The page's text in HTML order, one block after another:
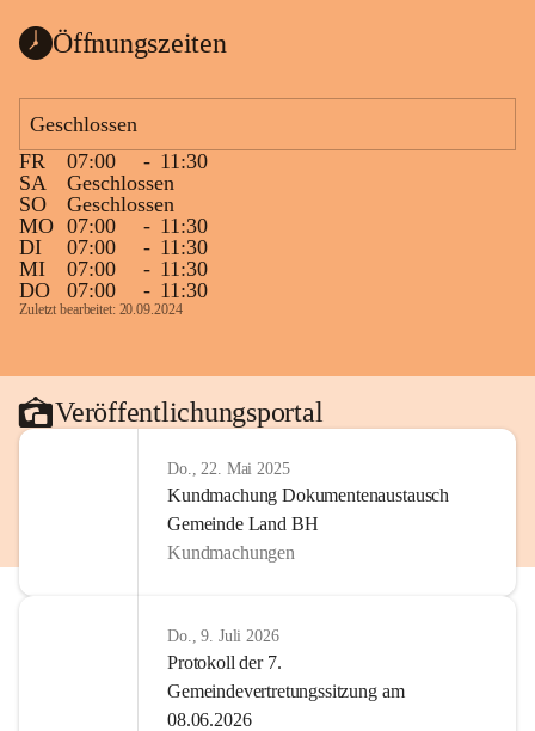
Öffnungszeiten
Geschlossen
FR
07:00 - 11:30
SA
Geschlossen
SO
Geschlossen
MO 07:00 - 11:30
DI
07:00 - 11:30
MI
07:00 - 11:30
DO
07:00 - 11:30
Zuletzt bearbeitet: 20.09.2024
Veröffentlichungsportal
Do., 22. Mai 2025
Kundmachung Dokumentenaustausch
Gemeinde Land BH
Kundmachungen
Do., 9. Juli 2026
Protokoll der 7.
Gemeindevertretungssitzung am
08.06.2026